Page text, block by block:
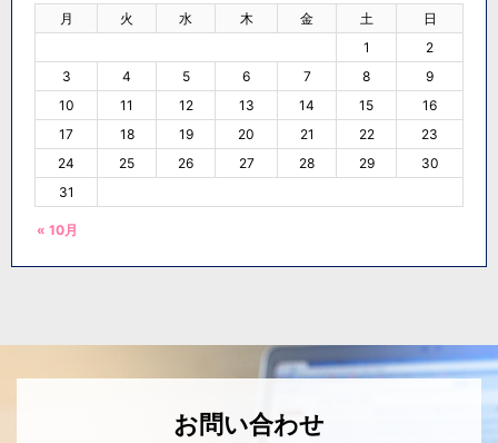
月 火 水 木 金 土 日
« 10月
1
2
3
4 5 6 7 8
9
10
11 12 13 14 15
16
17
18 19 20 21 22
23
24
25 26 27 28 29
30
31
お問い合わせ